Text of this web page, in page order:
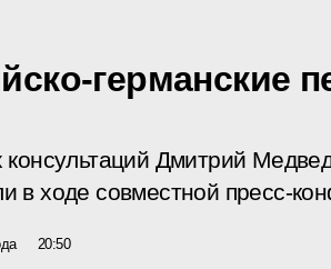
германские
консультаций Дмитрий
в ходе совместной пресс-
20:50